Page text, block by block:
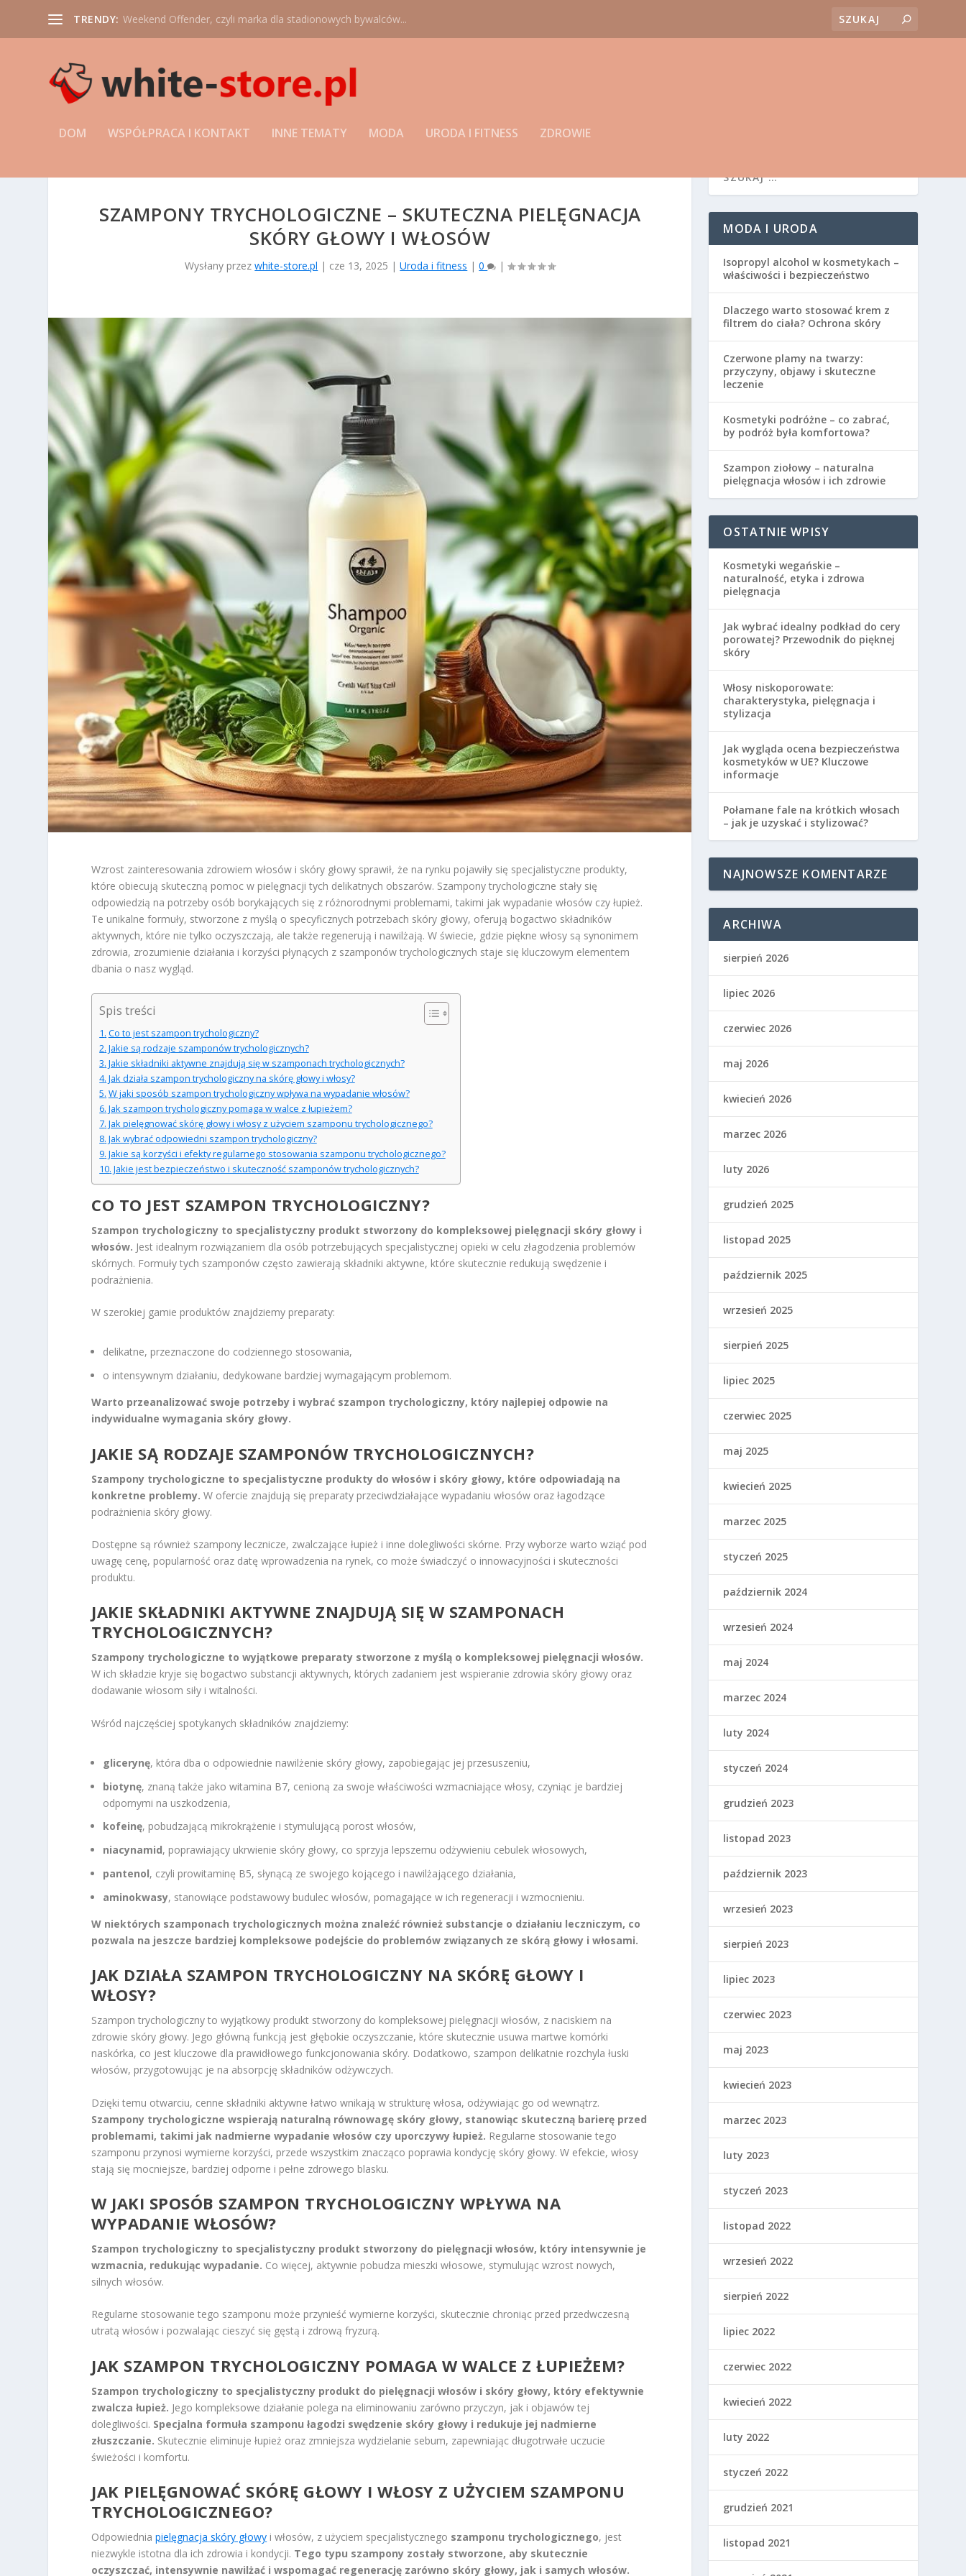
TRENDY: Weekend Offender, czyli marka dla stadionowych bywalców...
DOM WSPÓŁPRACA I KONTAKT INNE TEMATY MODA URODA I FITNESS ZDROWIE
SZAMPONY TRYCHOLOGICZNE – SKUTECZNA PIELĘGNACJA
SKÓRY GŁOWY I WŁOSÓW
Wysłany przezwhite-store.pl | cze 13, 2025 |Uroda i fitness |0 |
Wzrost zainteresowania zdrowiem włosów i skóry głowy sprawił, że na rynku pojawiły się specjalistyczne produkty,
które obiecują skuteczną pomoc w pielęgnacji tych delikatnych obszarów. Szampony trychologiczne stały się
odpowiedzią na potrzeby osób borykających się z różnorodnymi problemami, takimi jak wypadanie włosów czy łupież.
Te unikalne formuły, stworzone z myślą o specyficznych potrzebach skóry głowy, oferują bogactwo składników
aktywnych, które nie tylko oczyszczają, ale także regenerują i nawilżają. W świecie, gdzie piękne włosy są synonimem
zdrowia, zrozumienie działania i korzyści płynących z szamponów trychologicznych staje się kluczowym elementem
dbania o nasz wygląd.
Spis treści
Co to jest szampon trychologiczny?
Jakie są rodzaje szamponów trychologicznych?
Jakie składniki aktywne znajdują się w szamponach trychologicznych?
Jak działa szampon trychologiczny na skórę głowy i włosy?
W jaki sposób szampon trychologiczny wpływa na wypadanie włosów?
Jak szampon trychologiczny pomaga w walce z łupieżem?
Jak pielęgnować skórę głowy i włosy z użyciem szamponu trychologicznego?
Jak wybrać odpowiedni szampon trychologiczny?
Jakie są korzyści i efekty regularnego stosowania szamponu trychologicznego?
Jakie jest bezpieczeństwo i skuteczność szamponów trychologicznych?
CO TO JEST SZAMPON TRYCHOLOGICZNY?
Szampon trychologiczny to specjalistyczny produkt stworzony do kompleksowej pielęgnacji skóry głowy i
włosów. Jest idealnym rozwiązaniem dla osób potrzebujących specjalistycznej opieki w celu złagodzenia problemów
skórnych. Formuły tych szamponów często zawierają składniki aktywne, które skutecznie redukują swędzenie i
podrażnienia.
W szerokiej gamie produktów znajdziemy preparaty:
delikatne, przeznaczone do codziennego stosowania,
o intensywnym działaniu, dedykowane bardziej wymagającym problemom.
Warto przeanalizować swoje potrzeby i wybrać szampon trychologiczny, który najlepiej odpowie na
indywidualne wymagania skóry głowy.
JAKIE SĄ RODZAJE SZAMPONÓW TRYCHOLOGICZNYCH?
Szampony trychologiczne to specjalistyczne produkty do włosów i skóry głowy, które odpowiadają na
konkretne problemy. W ofercie znajdują się preparaty przeciwdziałające wypadaniu włosów oraz łagodzące
podrażnienia skóry głowy.
Dostępne są również szampony lecznicze, zwalczające łupież i inne dolegliwości skórne. Przy wyborze warto wziąć pod
uwagę cenę, popularność oraz datę wprowadzenia na rynek, co może świadczyć o innowacyjności i skuteczności
produktu.
JAKIE SKŁADNIKI AKTYWNE ZNAJDUJĄ SIĘ W SZAMPONACH
TRYCHOLOGICZNYCH?
Szampony trychologiczne to wyjątkowe preparaty stworzone z myślą o kompleksowej pielęgnacji włosów.
W ich składzie kryje się bogactwo substancji aktywnych, których zadaniem jest wspieranie zdrowia skóry głowy oraz
dodawanie włosom siły i witalności.
Wśród najczęściej spotykanych składników znajdziemy:
glicerynę, która dba o odpowiednie nawilżenie skóry głowy, zapobiegając jej przesuszeniu,
biotynę, znaną także jako witamina B7, cenioną za swoje właściwości wzmacniające włosy, czyniąc je bardziej
odpornymi na uszkodzenia,
kofeinę, pobudzającą mikrokrążenie i stymulującą porost włosów,
niacynamid, poprawiający ukrwienie skóry głowy, co sprzyja lepszemu odżywieniu cebulek włosowych,
pantenol, czyli prowitaminę B5, słynącą ze swojego kojącego i nawilżającego działania,
aminokwasy, stanowiące podstawowy budulec włosów, pomagające w ich regeneracji i wzmocnieniu.
W niektórych szamponach trychologicznych można znaleźć również substancje o działaniu leczniczym, co
pozwala na jeszcze bardziej kompleksowe podejście do problemów związanych ze skórą głowy i włosami.
JAK DZIAŁA SZAMPON TRYCHOLOGICZNY NA SKÓRĘ GŁOWY I
WŁOSY?
Szampon trychologiczny to wyjątkowy produkt stworzony do kompleksowej pielęgnacji włosów, z naciskiem na
zdrowie skóry głowy. Jego główną funkcją jest głębokie oczyszczanie, które skutecznie usuwa martwe komórki
naskórka, co jest kluczowe dla prawidłowego funkcjonowania skóry. Dodatkowo, szampon delikatnie rozchyla łuski
włosów, przygotowując je na absorpcję składników odżywczych.
Dzięki temu otwarciu, cenne składniki aktywne łatwo wnikają w strukturę włosa, odżywiając go od wewnątrz.
Szampony trychologiczne wspierają naturalną równowagę skóry głowy, stanowiąc skuteczną barierę przed
problemami, takimi jak nadmierne wypadanie włosów czy uporczywy łupież. Regularne stosowanie tego
szamponu przynosi wymierne korzyści, przede wszystkim znacząco poprawia kondycję skóry głowy. W efekcie, włosy
stają się mocniejsze, bardziej odporne i pełne zdrowego blasku.
W JAKI SPOSÓB SZAMPON TRYCHOLOGICZNY WPŁYWA NA
WYPADANIE WŁOSÓW?
Szampon trychologiczny to specjalistyczny produkt stworzony do pielęgnacji włosów, który intensywnie je
wzmacnia, redukując wypadanie. Co więcej, aktywnie pobudza mieszki włosowe, stymulując wzrost nowych,
silnych włosów.
Regularne stosowanie tego szamponu może przynieść wymierne korzyści, skutecznie chroniąc przed przedwczesną
utratą włosów i pozwalając cieszyć się gęstą i zdrową fryzurą.
JAK SZAMPON TRYCHOLOGICZNY POMAGA W WALCE Z ŁUPIEŻEM?
Szampon trychologiczny to specjalistyczny produkt do pielęgnacji włosów i skóry głowy, który efektywnie
zwalcza łupież. Jego kompleksowe działanie polega na eliminowaniu zarówno przyczyn, jak i objawów tej
dolegliwości. Specjalna formuła szamponu łagodzi swędzenie skóry głowy i redukuje jej nadmierne
złuszczanie. Skutecznie eliminuje łupież oraz zmniejsza wydzielanie sebum, zapewniając długotrwałe uczucie
świeżości i komfortu.
JAK PIELĘGNOWAĆ SKÓRĘ GŁOWY I WŁOSY Z UŻYCIEM SZAMPONU
TRYCHOLOGICZNEGO?
Odpowiedniapielęgnacja skóry głowy i włosów, z użyciem specjalistycznego szamponu trychologicznego, jest
niezwykle istotna dla ich zdrowia i kondycji. Tego typu szampony zostały stworzone, aby skutecznie
oczyszczać, intensywnie nawilżać i wspomagać regenerację zarówno skóry głowy, jak i samych włosów.
MODA I URODA
Isopropyl alcohol w kosmetykach –
właściwości i bezpieczeństwo
Dlaczego warto stosować krem z
filtrem do ciała? Ochrona skóry
Czerwone plamy na twarzy:
przyczyny, objawy i skuteczne
leczenie
Kosmetyki podróżne – co zabrać,
by podróż była komfortowa?
Szampon ziołowy – naturalna
pielęgnacja włosów i ich zdrowie
OSTATNIE WPISY
Kosmetyki wegańskie –
naturalność, etyka i zdrowa
pielęgnacja
Jak wybrać idealny podkład do cery
porowatej? Przewodnik do pięknej
skóry
Włosy niskoporowate:
charakterystyka, pielęgnacja i
stylizacja
Jak wygląda ocena bezpieczeństwa
kosmetyków w UE? Kluczowe
informacje
Połamane fale na krótkich włosach
– jak je uzyskać i stylizować?
NAJNOWSZE KOMENTARZE
ARCHIWA
sierpień 2026
lipiec 2026
czerwiec 2026
maj 2026
kwiecień 2026
marzec 2026
luty 2026
grudzień 2025
listopad 2025
październik 2025
wrzesień 2025
sierpień 2025
lipiec 2025
czerwiec 2025
maj 2025
kwiecień 2025
marzec 2025
styczeń 2025
październik 2024
wrzesień 2024
maj 2024
marzec 2024
luty 2024
styczeń 2024
grudzień 2023
listopad 2023
październik 2023
wrzesień 2023
sierpień 2023
lipiec 2023
czerwiec 2023
maj 2023
kwiecień 2023
marzec 2023
luty 2023
styczeń 2023
listopad 2022
wrzesień 2022
sierpień 2022
lipiec 2022
czerwiec 2022
kwiecień 2022
luty 2022
styczeń 2022
grudzień 2021
listopad 2021